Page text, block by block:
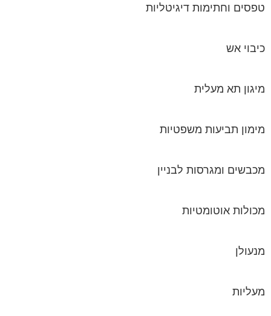
טפסים וחתימות דיגיטליות
כיבוי אש
מיגון תא מעלית
מימון תביעות משפטיות
מכבשים ומגרסות לבניין
מכולות אוטומטיות
מנעולן
מעליות